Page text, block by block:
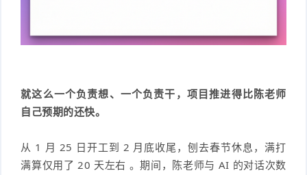
就这么一个负责想、一个负责干，项目推进得比陈老师
自己预期的还快。
从 1 月 25 日开工到 2 月底收尾，刨去春节休息，满打
满算仅用了 20 天左右 。期间，陈老师与 AI 的对话次数